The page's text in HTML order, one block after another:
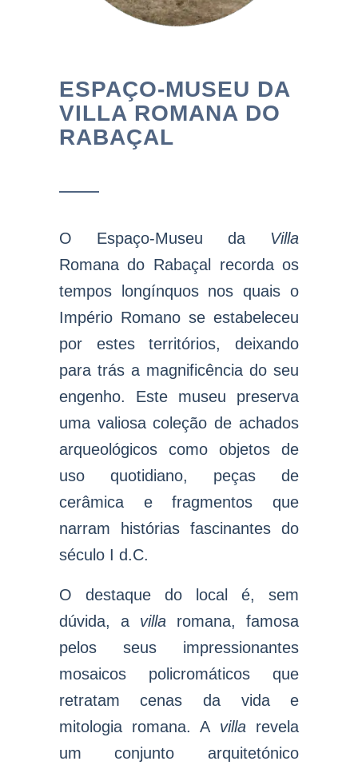
ESPAÇO-MUSEU DA
VILLA ROMANA DO
RABAÇAL
O Espaço-Museu da Villa
Romana do Rabaçal recorda os
tempos longínquos nos quais o
Império Romano se estabeleceu
por estes territórios, deixando
para trás a magnificência do seu
engenho. Este museu preserva
uma valiosa coleção de achados
arqueológicos como objetos de
uso quotidiano, peças de
cerâmica e fragmentos que
narram histórias fascinantes do
século I d.C.
O destaque do local é, sem
dúvida, a villa romana, famosa
pelos seus impressionantes
mosaicos policromáticos que
retratam cenas da vida e
mitologia romana. A villarevela
um conjunto arquitetónico